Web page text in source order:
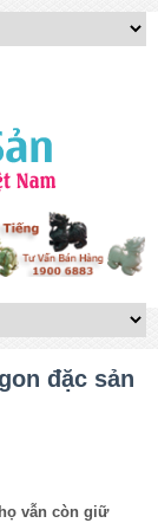
đặc sản
vẫn còn giữ